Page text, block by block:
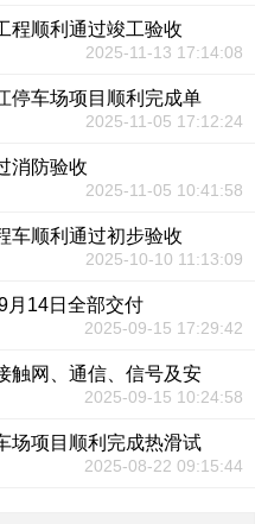
程顺利通过竣工验收
2025-11-13 17:14:08
停车场项目顺利完成单
2025-11-05 17:12:24
消防验收
2025-11-05 10:41:58
车顺利通过初步验收
2025-10-10 11:13:09
月14日全部交付
2025-09-15 17:29:42
触网、通信、信号及安
2025-09-15 10:24:58
场项目顺利完成热滑试
2025-08-22 09:15:44